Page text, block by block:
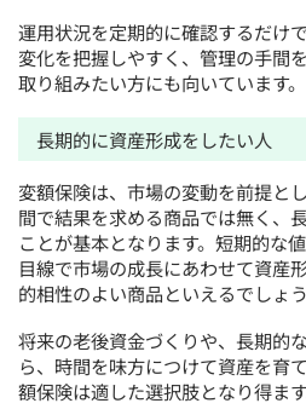
運用状況を定期的に確認するだけ
変化を把握しやすく、管理の手間
取り組みたい方にも向いています。
長期的に資産形成をしたい人
変額保険は、市場の変動を前提と
間で結果を求める商品では無く、
ことが基本となります。短期的な
目線で市場の成長にあわせて資産
的相性のよい商品といえるでしょう
将来の老後資金づくりや、長期的
ら、時間を味方につけて資産を育
額保険は適した選択肢となり得ます